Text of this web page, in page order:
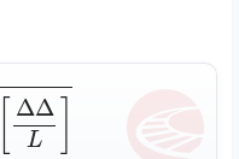
ΔL]